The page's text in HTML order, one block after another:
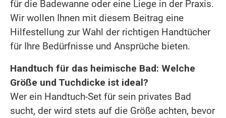
für die Badewanne oder eine Liege in der Praxis.
Wir wollen Ihnen mit diesem Beitrag eine
Hilfestellung zur Wahl der richtigen Handtücher
für Ihre Bedürfnisse und Ansprüche bieten.
Handtuch für das heimische Bad: Welche
Größe und Tuchdicke ist ideal?
Wer ein Handtuch-Set für sein privates Bad
sucht, der wird stets auf die Größe achten, bevor